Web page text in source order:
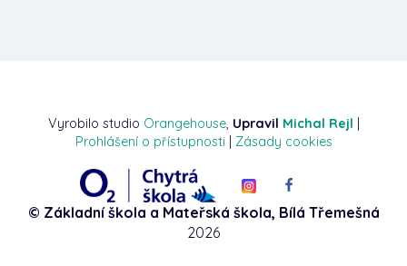
Vyrobilo studio Orangehouse, Upravil Michal Rejl |
Prohlášení o přístupnosti | Zásady cookies
© Základní škola a Mateřská škola, Bílá Třemešná
2026